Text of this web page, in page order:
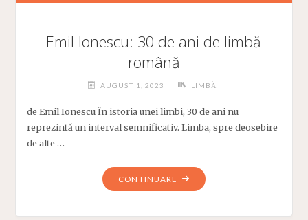
Emil Ionescu: 30 de ani de limbă
română
AUGUST 1, 2023 LIMBĂ
de Emil Ionescu În istoria unei limbi, 30 de ani nu
reprezintă un interval semnificativ. Limba, spre deosebire
de alte …
CONTINUARE
"EMIL